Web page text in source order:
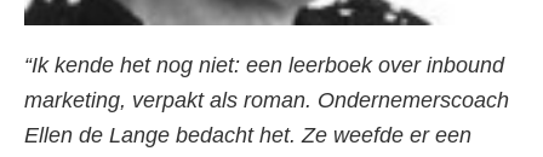
“Ik kende het nog niet: een leerboek over inbound
marketing, verpakt als roman. Ondernemerscoach
Ellen de Lange bedacht het. Ze weefde er een